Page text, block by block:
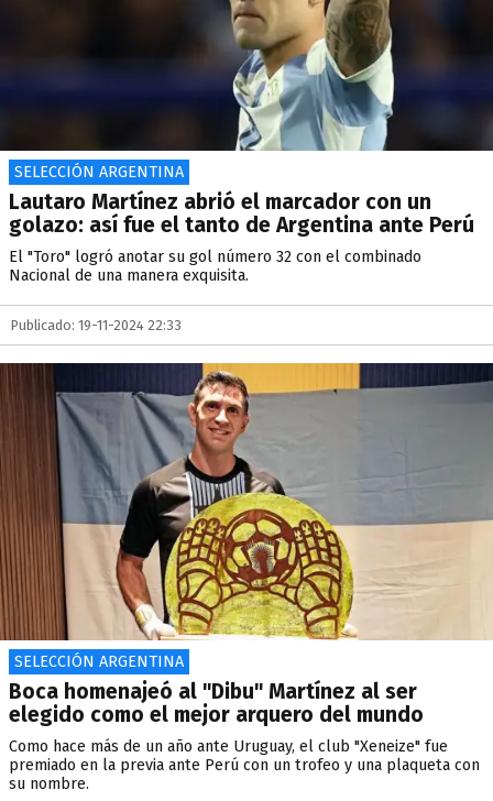
SELECCIÓN ARGENTINA
Lautaro Martínez abrió el marcador con un
golazo: así fue el tanto de Argentina ante Perú
El "Toro" logró anotar su gol número 32 con el combinado
Nacional de una manera exquisita.
Publicado: 19-11-2024 22:33
SELECCIÓN ARGENTINA
Boca homenajeó al "Dibu" Martínez al ser
elegido como el mejor arquero del mundo
Como hace más de un año ante Uruguay, el club "Xeneize" fue
premiado en la previa ante Perú con un trofeo y una plaqueta con
su nombre.